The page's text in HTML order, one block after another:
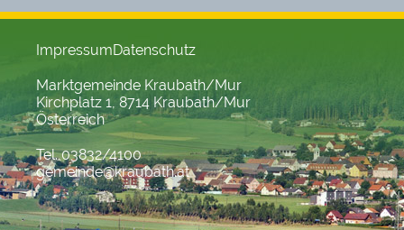
ImpressumDatenschutz
Marktgemeinde Kraubath/Mur
Kirchplatz 1, 8714 Kraubath/Mur
Österreich
Tel. 03832/4100
gemeinde@kraubath.at